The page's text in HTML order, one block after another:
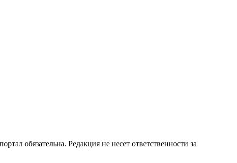
обязательна. Редакция не несет ответственности за